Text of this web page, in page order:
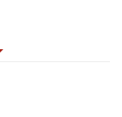
trượt, phù hợp cả đi